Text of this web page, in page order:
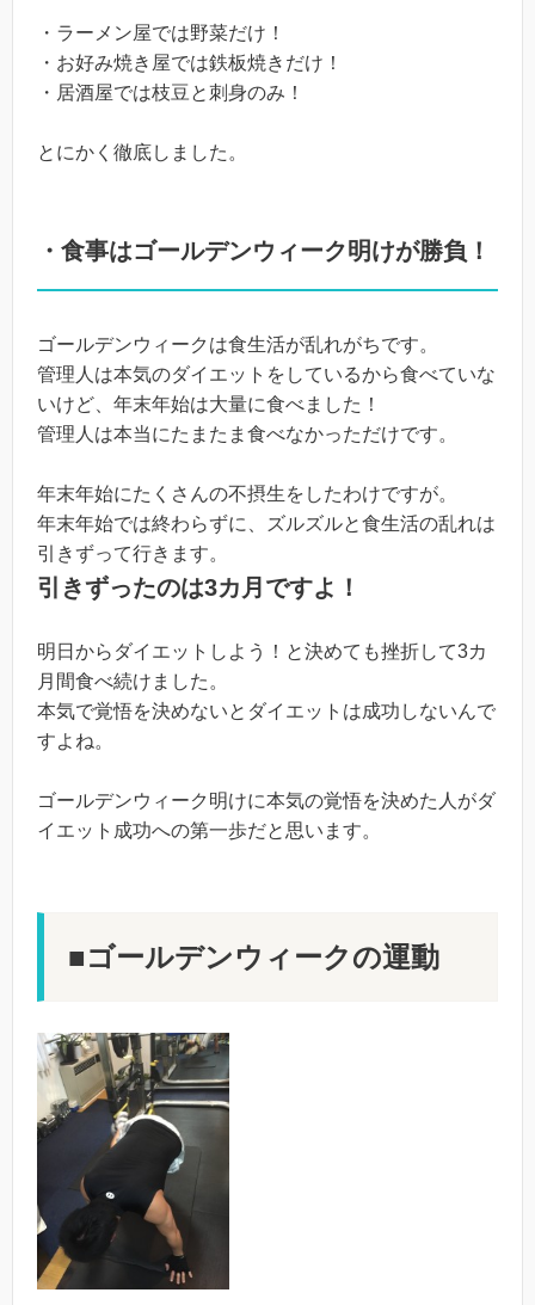
・ラーメン屋では野菜だけ！
・お好み焼き屋では鉄板焼きだけ！
・居酒屋では枝豆と刺身のみ！
とにかく徹底しました。
・食事はゴールデンウィーク明けが勝負！
ゴールデンウィークは食生活が乱れがちです。
管理人は本気のダイエットをしているから食べていな
いけど、年末年始は大量に食べました！
管理人は本当にたまたま食べなかっただけです。
年末年始にたくさんの不摂生をしたわけですが。
年末年始では終わらずに、ズルズルと食生活の乱れは
引きずって行きます。
引きずったのは3カ月ですよ！
明日からダイエットしよう！と決めても挫折して3カ
月間食べ続けました。
本気で覚悟を決めないとダイエットは成功しないんで
すよね。
ゴールデンウィーク明けに本気の覚悟を決めた人がダ
イエット成功への第一歩だと思います。
■ゴールデンウィークの運動